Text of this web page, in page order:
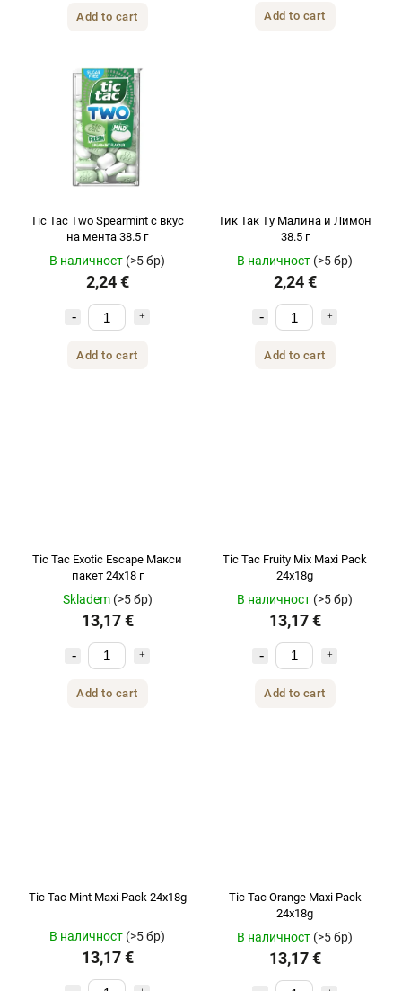
Add to cart Add to cart
Tic Tac Two Spearmint с вкус
на мента 38.5 г
В наличност (>5 бр)
2,24 €
Add to cart
Тик Так Ту Малина и Лимон
38.5 г
В наличност (>5 бр)
2,24 €
Add to cart
Tic Tac Exotic Escape Макси
пакет 24x18 г
Skladem (>5 бр)
13,17 €
Add to cart
Tic Tac Fruity Mix Maxi Pack
24x18g
В наличност (>5 бр)
13,17 €
Add to cart
Tic Tac Mint Maxi Pack 24x18g
В наличност (>5 бр)
13,17 €
Tic Tac Orange Maxi Pack
24x18g
В наличност (>5 бр)
13,17 €